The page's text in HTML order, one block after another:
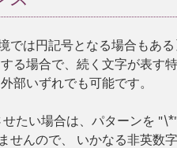
では円記号となる場合もあ
る場合で、続く文字が表す
部いずれでも可能です。
たい場合は、パターンを
せんので、 いかなる非英数